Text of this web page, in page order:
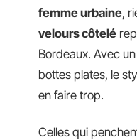
femme urbaine,
velours côtelé
Bordeaux. Avec
bottes plates, le
en faire trop.
Celles qui